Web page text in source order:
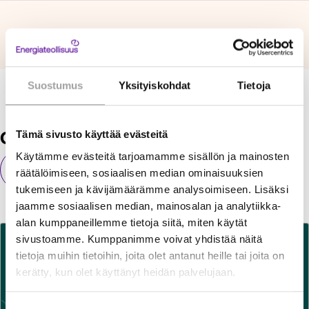
Suostumus Yksityiskohdat Tietoja
Tämä sivusto käyttää evästeitä
Käytämme evästeitä tarjoamamme sisällön ja mainosten
räätälöimiseen, sosiaalisen median ominaisuuksien
tukemiseen ja kävijämäärämme analysoimiseen. Lisäksi
jaamme sosiaalisen median, mainosalan ja analytiikka-
alan kumppaneillemme tietoja siitä, miten käytät
sivustoamme. Kumppanimme voivat yhdistää näitä
tietoja muihin tietoihin, joita olet antanut heille tai joita on
kerätty, kun olet käyttänyt heidän palvelujaan.
Current news and topics
Kaikki ajankohtaiset